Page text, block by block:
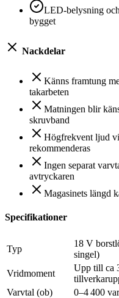
LED-belysning
bygget
Nackdelar
Känns framtung
takarbeten
Matningen blir
skruvband
Högfrekvent ljud
rekommenderas
Ingen separat
avtryckaren
Magasinets längd
Specifikationer
Typ
18 V
singel)
Vridmoment
Upp till ca
Varvtal (ob)
0–4 400